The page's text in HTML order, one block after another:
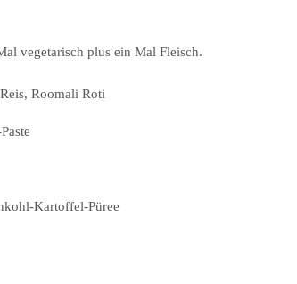
vegetarisch plus ein Mal Fleisch.
Roomali Roti
Kartoffel-Püree